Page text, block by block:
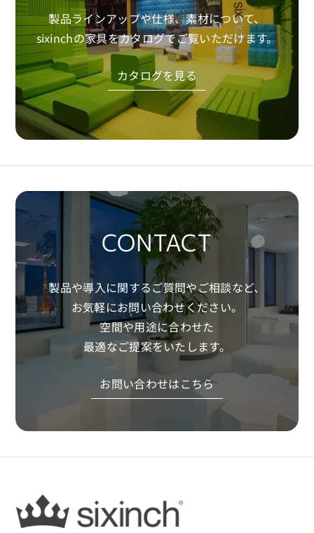
約に同意したものとみなします。
Download
製品ラインアップや仕様、素材について、
sixinchの家具をカタログでご覧いただけます。
カタログを見る
CONTACT
製品や導入に関するご質問やご相談など、
お気軽にお問い合わせください。
空間や用途に合わせた
最適なご提案をいたします。
お問い合わせはこちら